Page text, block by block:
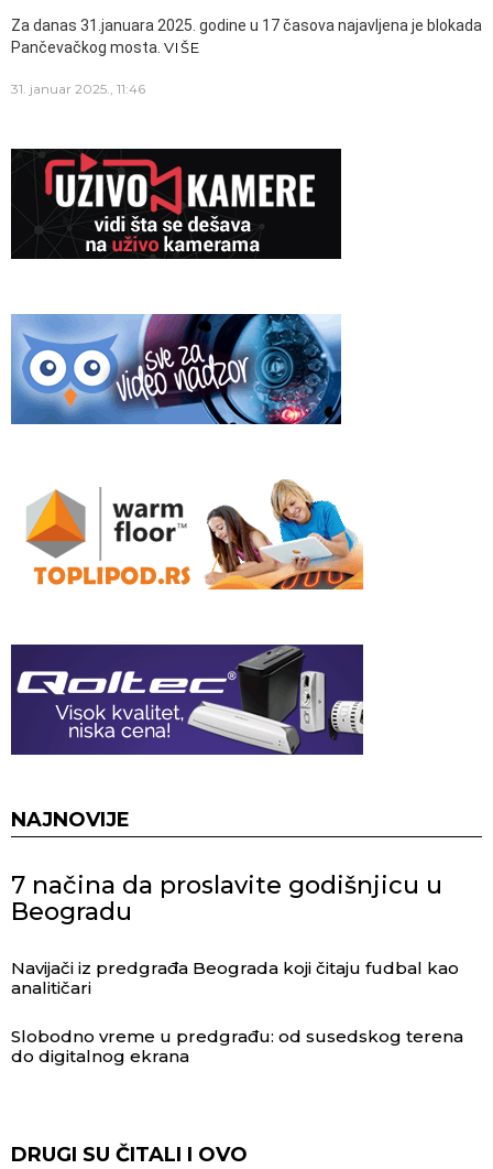
Za danas 31.januara 2025. godine u 17 časova najavljena je blokada
Pančevačkog mosta. VIŠE
31. januar 2025., 11:46
NAJNOVIJE
7 načina da proslavite godišnjicu u
Beogradu
Navijači iz predgrađa Beograda koji čitaju fudbal kao
analitičari
Slobodno vreme u predgrađu: od susedskog terena
do digitalnog ekrana
DRUGI SU ČITALI I OVO